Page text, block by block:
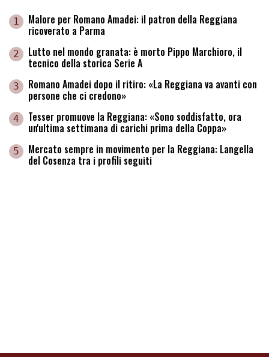
1 Malore per Romano Amadei: il patron della Reggiana
ricoverato a Parma
2 Lutto nel mondo granata: è morto Pippo Marchioro, il
tecnico della storica Serie A
3 Romano Amadei dopo il ritiro: «La Reggiana va avanti con
persone che ci credono»
4 Tesser promuove la Reggiana: «Sono soddisfatto, ora
un'ultima settimana di carichi prima della Coppa»
5 Mercato sempre in movimento per la Reggiana: Langella
del Cosenza tra i profili seguiti